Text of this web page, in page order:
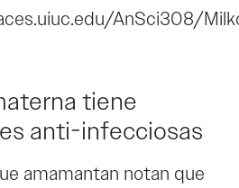
AnSci308/
tiene
anti-infecciosas
amamantan notan que